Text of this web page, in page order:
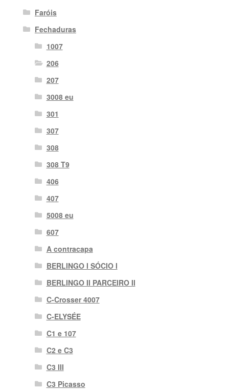
Faróis
Fechaduras
1007
206
207
3008 eu
301
307
308
308 T9
406
407
5008 eu
607
A contracapa
BERLINGO I SÓCIO I
BERLINGO II PARCEIRO II
C-Crosser 4007
C-ELYSÉE
C1 e 107
C2 e C3
C3 III
C3 Picasso